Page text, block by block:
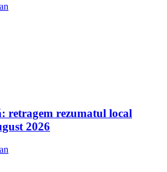
retragem rezumatul local
2026